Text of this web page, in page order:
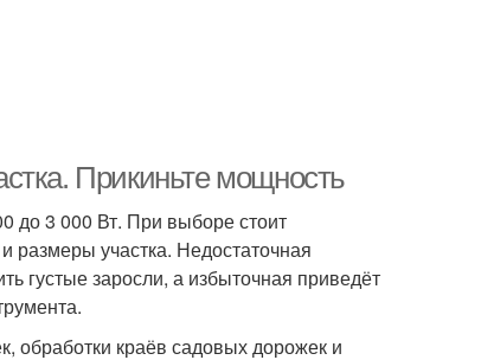
Прикиньте мощность
до 3 000 Вт. При выборе стоит
размеры участка. Недостаточная
густые заросли, а избыточная приведёт
обработки краёв садовых дорожек и